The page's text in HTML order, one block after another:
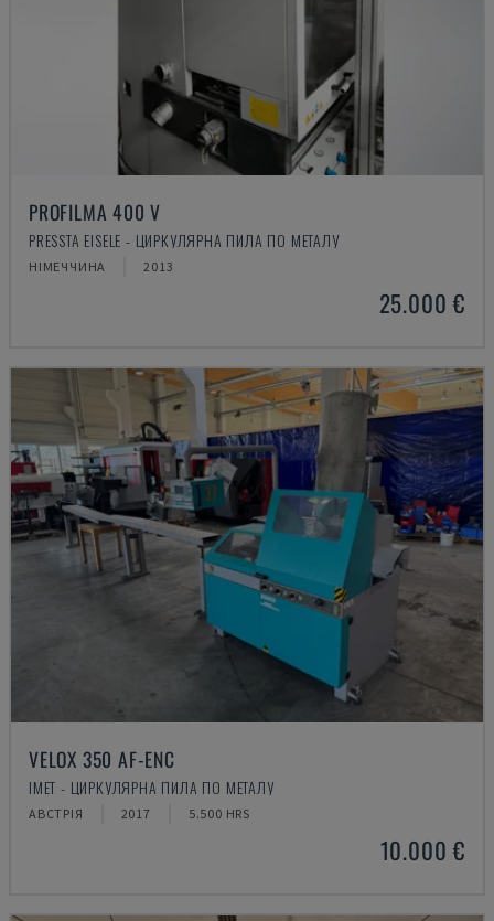
PROFILMA 400 V
PRESSTA EISELE - ЦИРКУЛЯРНА ПИЛА ПО МЕТАЛУ
НІМЕЧЧИНА 2013
25.000 €
VELOX 350 AF-ENC
IMET - ЦИРКУЛЯРНА ПИЛА ПО МЕТАЛУ
АВСТРІЯ 2017 5.500 HRS
10.000 €